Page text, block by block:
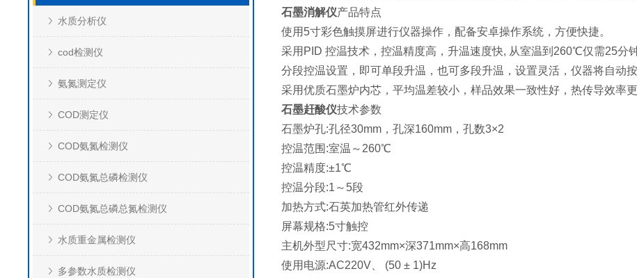
水质分析仪
cod检测仪
氨氮测定仪
COD测定仪
COD氨氮检测仪
COD氨氮总磷检测仪
COD氨氮总磷总氮检测仪
水质重金属检测仪
多参数水质检测仪
石墨消解仪产品特点
使用5寸彩色触摸屏进行仪器操作，配备安卓操作系统，方便快捷。
采用PID 控温技术，控温精度高，升温速度快, 从室温到260℃仅需25分钟
分段控温设置，即可单段升温，也可多段升温，设置灵活，仪器将自动
采用优质石墨炉内芯，平均温差较小，样品效果一致性好，热传导效率
石墨赶酸仪技术参数
石墨炉孔:孔径30mm，孔深160mm，孔数3×2
控温范围:室温～260℃
控温精度:±1℃
控温分段:1～5段
加热方式:石英加热管红外传递
屏幕规格:5寸触控
主机外型尺寸:宽432mm×深371mm×高168mm
使用电源:AC220V、 (50 ± 1)Hz